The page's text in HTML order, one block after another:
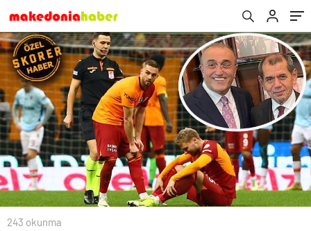
243 okunma